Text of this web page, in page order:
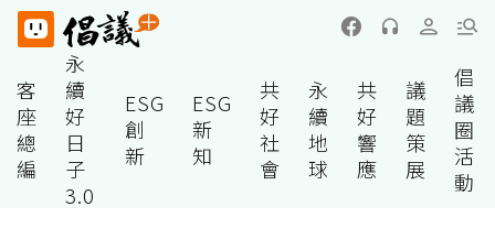
客
座
總
編
永
續
好
日
子
3.0
ESG
創
新
ESG
新
知
共
好
社
會
永
續
地
球
共
好
響
應
議
題
策
展
倡
議
圈
活
動